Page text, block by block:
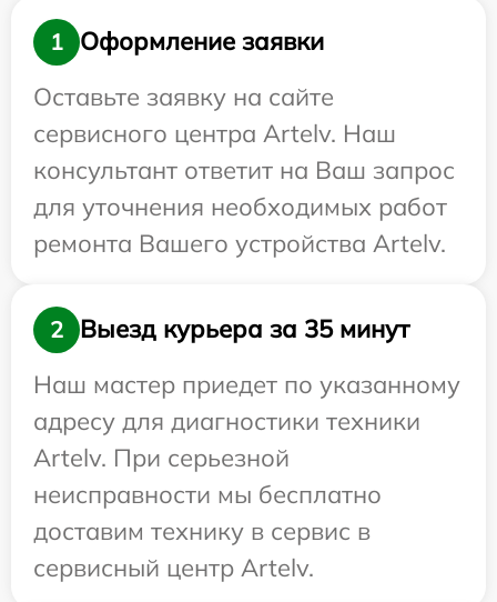
1
Оформление заявки
Оставьте заявку на сайте
сервисного центра Artelv. Наш
консультант ответит на Ваш запрос
для уточнения необходимых работ
ремонта Вашего устройства Artelv.
2
Выезд курьера за 35 минут
Наш мастер приедет по указанному
адресу для диагностики техники
Artelv. При серьезной
неисправности мы бесплатно
доставим технику в сервис в
сервисный центр Artelv.